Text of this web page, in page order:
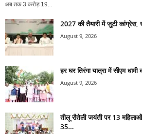
अब तक 3 करोड़ 19...
2027 की तैयारी में जुटी
August 9, 2026
हर घर तिरंगा यात्रा में सीएम
August 9, 2026
तीलू रौतेली जयंती पर 13
35...